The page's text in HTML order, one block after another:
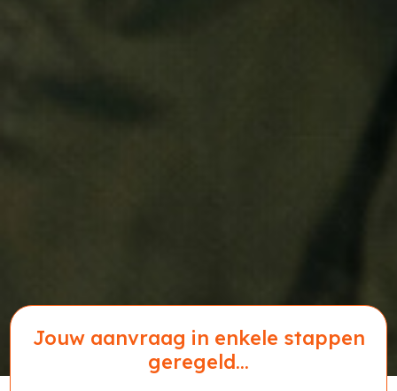
Jouw aanvraag in enkele stappen
geregeld...